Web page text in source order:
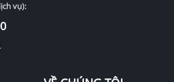
vụ):